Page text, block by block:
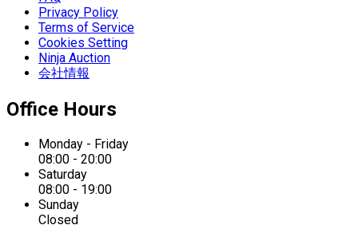
Privacy Policy
Terms of Service
Cookies Setting
Ninja Auction
会社情報
Office Hours
Monday - Friday
08:00 - 20:00
Saturday
08:00 - 19:00
Sunday
Closed